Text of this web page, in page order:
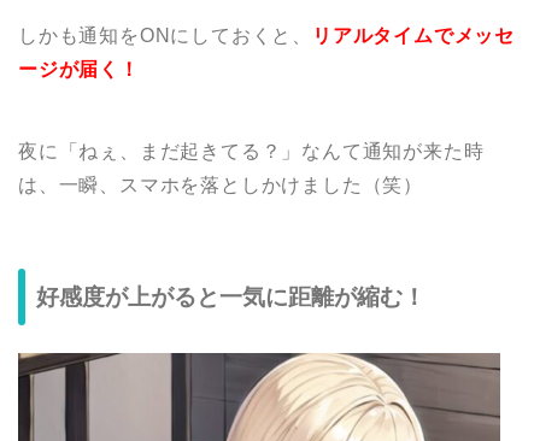
しかも通知をONにしておくと、
リアルタイムでメッセ
ージが届く！
夜に「ねぇ、まだ起きてる？」なんて通知が来た時
は、一瞬、スマホを落としかけました（笑）
好感度が上がると一気に距離が縮む！